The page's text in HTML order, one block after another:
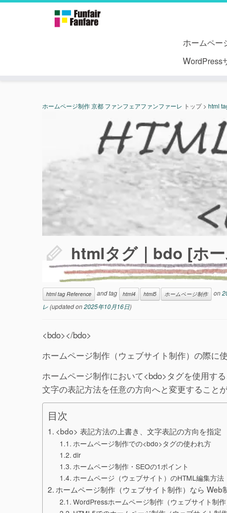
ホームペ
ホームページ制作 京都 ファンフェアファンファーレ トップ> html
htmlタグ｜bdo [ホ
html tag Reference and tag html4 html5 ホームページ制作 on
レ(updated on2025年10月16日)
<bdo></bdo>
ホームページ制作（ウェブサイト制作）の際に
ホームページ制作において<bdo>タグを使用す
文字の表記方法を任意の方向へと変更することが
目次
<bdo> 表記方法の上書き、文字表記の方向を指定
ホームページ制作での<bdo>タグの使われ方
dir
ホームページ制作・SEOの1ポイント
ホームページ（ウェブサイト）のHTML編集方法
ホームページ制作（ウェブサイト制作）なら
WordPressホームページ制作（ウェブサイト制作